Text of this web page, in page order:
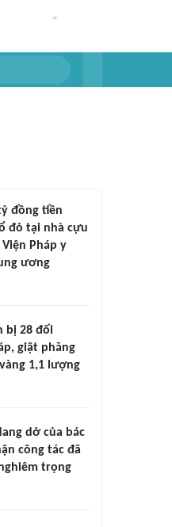
đồng tiền
đỏ tại nhà cựu
Pháp y
ương
bị 28 đối
giật phăng
1,1 lượng
dở của bác
công tác đã
trọng